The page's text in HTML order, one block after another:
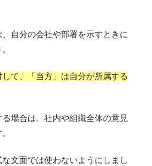
自分の会社や部署を示すときに
して、「当方」は自分が所属する
場合は、社内や組織全体の意見
文面では使わないようにしまし